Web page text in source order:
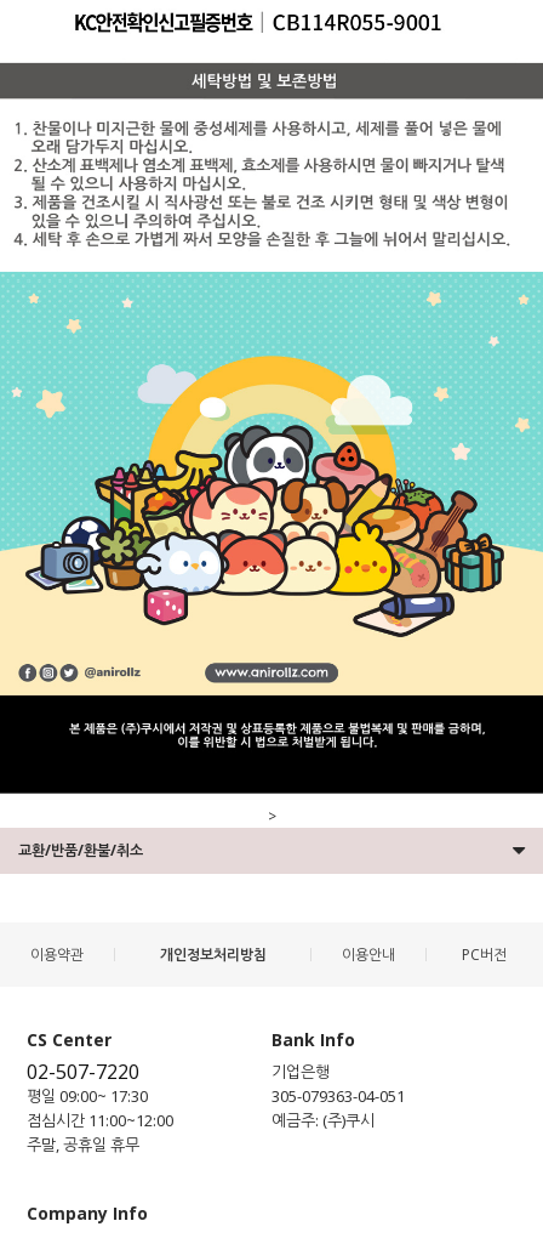
>
교환/반품/환불/취소
이용약관 개인정보처리방침 이용안내 PC버전
CS Center
02-507-7220
평일 09:00~ 17:30
점심시간 11:00~12:00
주말, 공휴일 휴무
Bank Info
기업은행
305-079363-04-051
예금주: (주)쿠시
Company Info